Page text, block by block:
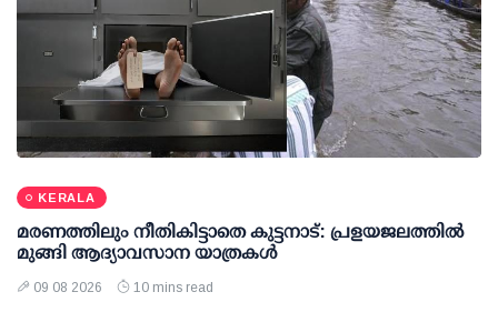
KERALA
മരണത്തിലും നീതികിട്ടാതെ കുട്ടനാട്: പ്രളയജലത്തില്‍
മുങ്ങി ആദ്യാവസാന യാത്രകള്‍
09 08 2026 10 mins read